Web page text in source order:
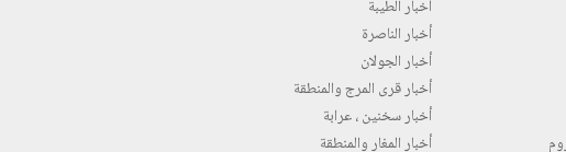
أخبار الطيبة
أخبار الناصرة
أخبار الجولان
أخبار قرى المرج والمنطقة
أخبار سخنين ، عرابة
أخبار المغار والمنطقة